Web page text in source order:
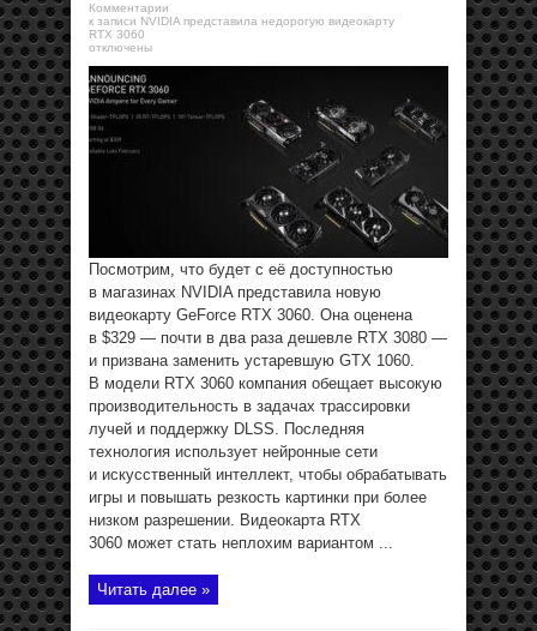
Комментарии
к записи NVIDIA представила недорогую видеокарту
RTX 3060
отключены
Посмотрим, что будет с её доступностью
в магазинах NVIDIA представила новую
видеокарту GeForce RTX 3060. Она оценена
в $329 — почти в два раза дешевле RTX 3080 —
и призвана заменить устаревшую GTX 1060.
В модели RTX 3060 компания обещает высокую
производительность в задачах трассировки
лучей и поддержку DLSS. Последняя
технология использует нейронные сети
и искусственный интеллект, чтобы обрабатывать
игры и повышать резкость картинки при более
низком разрешении. Видеокарта RTX
3060 может стать неплохим вариантом ...
Читать далее »